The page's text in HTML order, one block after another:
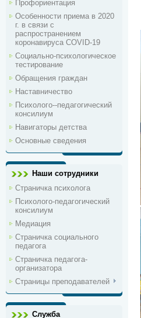
Профориентация
Особенности приема в 2020
г. в связи с
распространением
коронавируса COVID-19
Социально-психологическое
тестирование
Обращения граждан
Наставничество
Психолого--педагогический
консилиум
Навигаторы детства
Основные сведения
Наши сотрудники
Страничка психолога
Психолого-педагогический
консилиум
Медиация
Страничка социального
педагога
Страничка педагога-
организатора
Страницы преподавателей
Служба